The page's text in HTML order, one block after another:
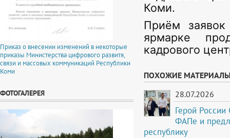
Приказ о внесении изменений в некоторые
приказы Министерства цифрового развитя,
связи и массовых коммуникаций Республики
Коми
ФОТОГАЛЕРЕЯ
Коми.
Приём
ярмарке
кадрового
ПОХОЖИЕ
28.07.2026
Герой
ФАПе и
республику